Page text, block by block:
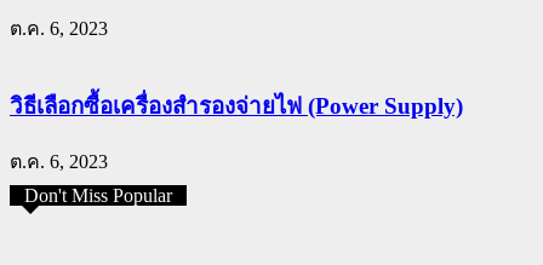
ต.ค. 6, 2023
วิธีเลือกซื้อเครื่องสำรองจ่ายไฟ (Power Supply)
ต.ค. 6, 2023
Don't Miss Popular